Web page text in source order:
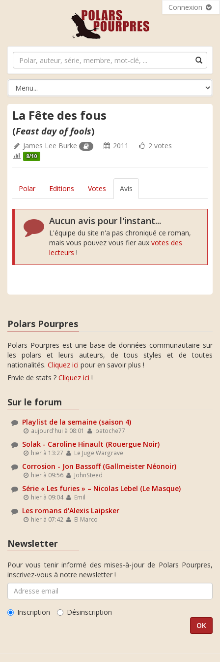
Connexion
La Fête des fous
(Feast day of fools)
James Lee Burke 2011 2 votes
8/10
Polar Editions Votes Avis
Aucun avis pour l'instant...
L'équipe du site n'a pas chroniqué ce roman,
mais vous pouvez vous fier aux votes des
lecteurs !
Polars Pourpres
Polars Pourpres est une base de données communautaire sur
les polars et leurs auteurs, de tous styles et de toutes
nationalités. Cliquez ici pour en savoir plus !
Envie de stats ? Cliquez ici !
Sur le forum
Playlist de la semaine (saison 4)
aujourd'hui à 08:01 patoche77
Solak - Caroline Hinault (Rouergue Noir)
hier à 13:27 Le Juge Wargrave
Corrosion - Jon Bassoff (Gallmeister Néonoir)
hier à 09:56 JohnSteed
Série « Les furies » – Nicolas Lebel (Le Masque)
hier à 09:04 Emil
Les romans d'Alexis Laipsker
hier à 07:42 El Marco
Newsletter
Pour vous tenir informé des mises-à-jour de Polars Pourpres,
inscrivez-vous à notre newsletter !
Inscription Désinscription